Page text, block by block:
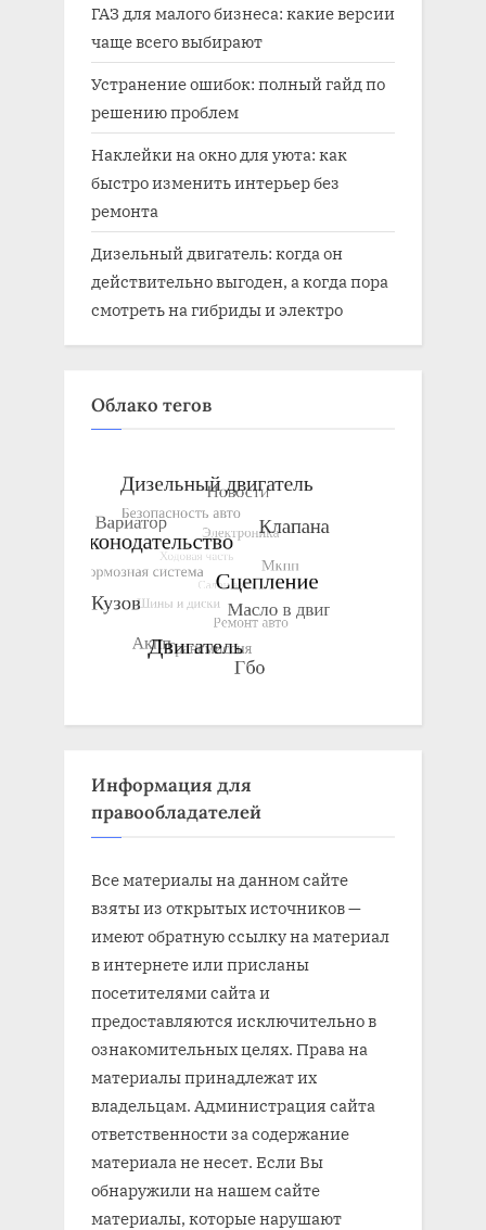
ГАЗ для малого бизнеса: какие версии
чаще всего выбирают
Устранение ошибок: полный гайд по
решению проблем
Наклейки на окно для уюта: как
быстро изменить интерьер без
ремонта
Дизельный двигатель: когда он
действительно выгоден, а когда пора
смотреть на гибриды и электро
Облако тегов
Информация для
правообладателей
Все материалы на данном сайте
взяты из открытых источников —
имеют обратную ссылку на материал
в интернете или присланы
посетителями сайта и
предоставляются исключительно в
ознакомительных целях. Права на
материалы принадлежат их
владельцам. Администрация сайта
ответственности за содержание
материала не несет. Если Вы
обнаружили на нашем сайте
материалы, которые нарушают